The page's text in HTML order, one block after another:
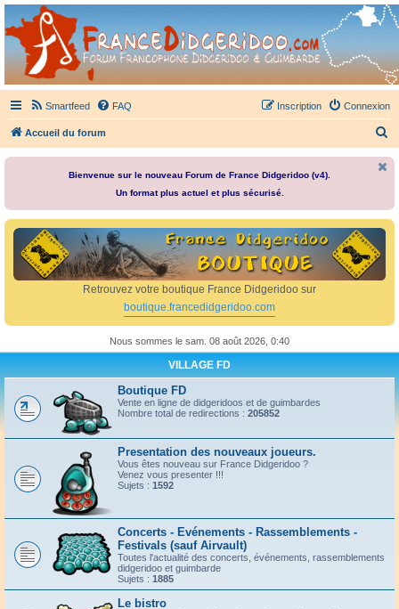
France Didgeridoo
Didgeridoo et Guimbarde sur France Didgeridoo - retrouvez la communauté.
Smartfeed FAQ Connexion
Inscription
Accueil du forum
e
r
Bienvenue sur le nouveau Forum de France Didgeridoo (v4).
Un format plus actuel et plus sécurisé.
Retrouvez votre boutique France Didgeridoo sur
boutique.francedidgeridoo.com
Nous sommes le sam. 08 août 2026, 0:40
VILLAGE FD
Boutique FD
Vente en ligne de didgeridoos et de guimbardes
Nombre total de redirections : 205852
Presentation des nouveaux joueurs.
Vous êtes nouveau sur France Didgeridoo ?
Venez vous presenter !!!
Sujets : 1592
Concerts - Evénements - Rassemblements -
Festivals (sauf Airvault)
Toutes l'actualité des concerts, événements, rassemblements
didgeridoo et guimbarde
Sujets : 1885
Le bistro